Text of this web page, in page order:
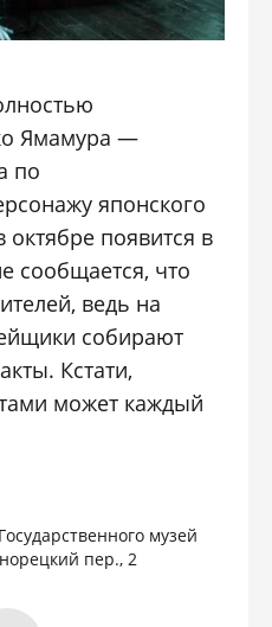
Ямамура —
по
японского
октябре появится в
сообщается, что
ведь на
собирают
Кстати,
может каждый
музей
пер., 2